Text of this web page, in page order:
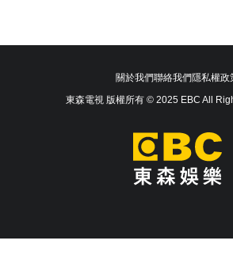
關於我們聯絡我們隱私權政
東森電視 版權所有 © 2025 EBC All